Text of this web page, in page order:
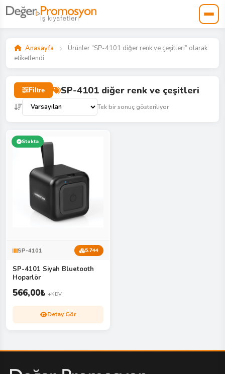
Anasayfa
Ürünler “SP-4101 diğer renk ve çeşitleri” olarak
etiketlendi
Filtre SP-4101 diğer renk ve çeşitleri
Tek bir sonuç gösteriliyor
Stokta
SP-4101 5.744
SP-4101 Siyah Bluetooth
Hoparlör
566,00₺ +KDV
Detay Gör